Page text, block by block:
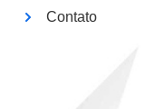
Contato